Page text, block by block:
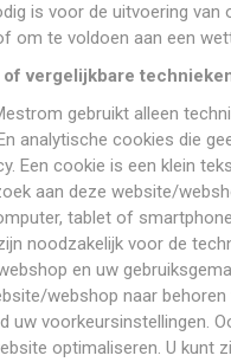
is voor de uitvoering van
om te voldoen aan een
of vergelijkbare
gebruikt alleen
analytische cookies die
Een cookie is een klein
aan deze website/
tablet of
noodzakelijk voor de
en uw
webshop naar
uw voorkeursinstellingen.
optimaliseren. U kunt